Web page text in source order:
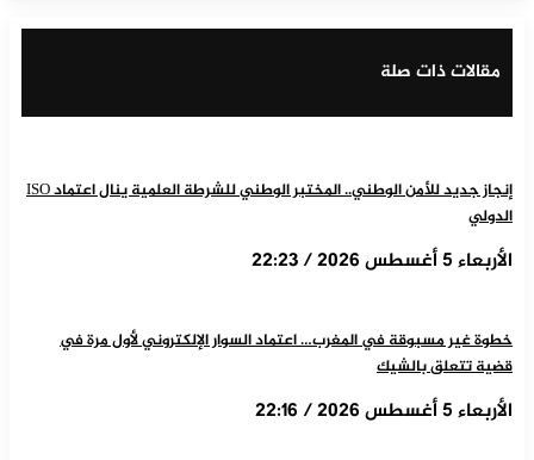
مقالات ذات صلة
إنجاز جديد للأمن الوطني.. المختبر الوطني للشرطة العلمية ينال اعتماد ISO
الدولي
الأربعاء 5 أغسطس 2026 / 22:23
خطوة غير مسبوقة في المغرب… اعتماد السوار الإلكتروني لأول مرة في
قضية تتعلق بالشيك
الأربعاء 5 أغسطس 2026 / 22:16